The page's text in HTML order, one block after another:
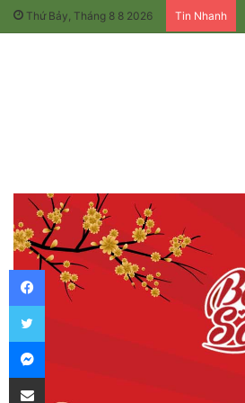
Thứ Bảy, Tháng 8 8 2026 Tin Nhanh
Facebook
Twitter
Messenger
Chia sẻ qua email